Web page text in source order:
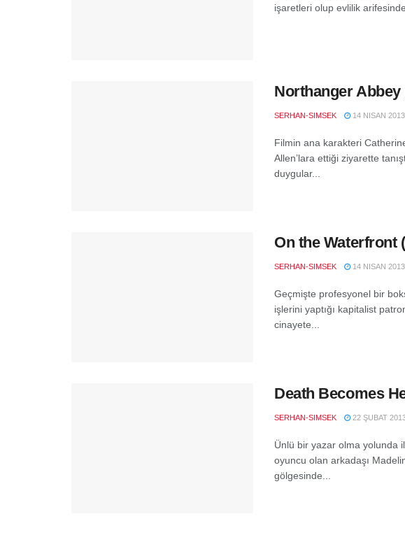
işaretleri olup evlilik
Northanger Abbey
SERHAN-SIMSEK 14 NISAN 2013
Filmin ana karakteri
Allen’lara ettiği ziyarette
duygular...
On the Waterfront
SERHAN-SIMSEK 14 NISAN 2013
Geçmişte profesyonel bir
işlerini yaptığı kapitalist
cinayete...
Death Becomes
SERHAN-SIMSEK 22 ŞUBAT
Ünlü bir yazar olma yolunda
oyuncu olan arkadaşı
gölgesinde...